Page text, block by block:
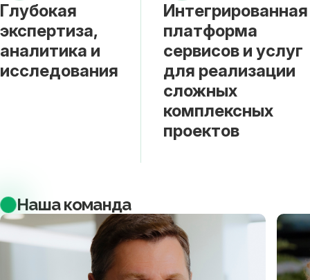
Глубокая
экспертиза,
аналитика и
исследования
Интегрированная
платформа
сервисов и услуг
для реализации
сложных
комплексных
проектов
Наша команда